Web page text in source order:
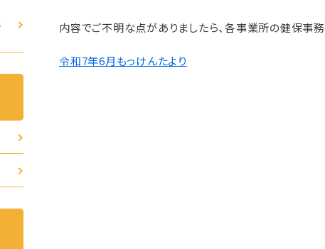
内容でご不明な点がありましたら、各事業所の健保事
令和7年6月もっけんたより